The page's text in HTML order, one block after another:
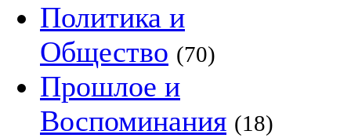
Политика и
Общество (70)
Прошлое и
Воспоминания (18)